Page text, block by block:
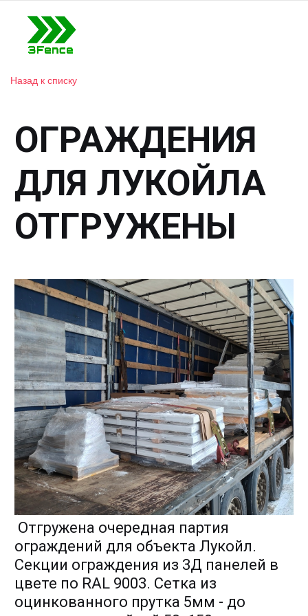
Назад к списку
ОГРАЖДЕНИЯ
ДЛЯ ЛУКОЙЛА
ОТГРУЖЕНЫ
Отгружена очередная партия
ограждений для объекта Лукойл.
Секции ограждения из 3Д панелей в
цвете по RAL 9003. Сетка из
оцинкованного прутка 5мм - до